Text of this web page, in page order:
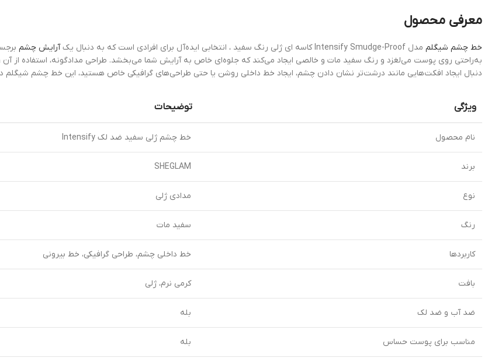
معرفی محصول
خط چشم شیگلم مدل Intensify Smudge-Proof کاسه ای ژلی رنگ سفید ، انتخابی ایده‌آل برای افرادی است که به دنبال یک آرایش چشم
به‌راحتی روی پوست می‌لغزد و رنگ سفید مات و خالصی ایجاد می‌کند که جلوه‌ای خاص به آرایش شما می‌بخشد. طراحی مدادگونه، استفاده از آن
دنبال ایجاد افکت‌هایی مانند درشت‌تر نشان دادن چشم، ایجاد خط داخلی روشن یا حتی طراحی‌های گرافیکی خاص هستید، این خط چشم شیگلم
ویژگی توضیحات
نام محصول خط چشم ژلی سفید ضد لک Intensify
برند SHEGLAM
نوع مدادی ژلی
رنگ سفید مات
کاربردها خط داخلی چشم، طراحی گرافیکی، خط بیرونی
بافت کرمی نرم، ژلی
ضد آب و ضد لک بله
مناسب برای پوست حساس بله